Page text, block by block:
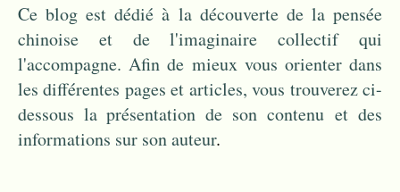
Ce blog est dédié à la découverte de la pensée
chinoise et de l'imaginaire collectif qui
l'accompagne. Afin de mieux vous orienter dans
les différentes pages et articles, vous trouverez ci-
dessous la présentation de son contenu et des
informations sur son auteur.